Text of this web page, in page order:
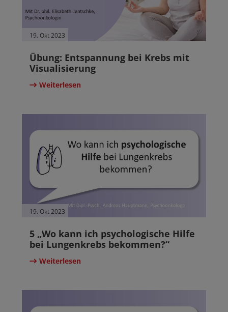
19. Okt 2023
Übung: Entspannung bei Krebs mit
Visualisierung
Weiterlesen
19. Okt 2023
5 „Wo kann ich psychologische Hilfe
bei Lungenkrebs bekommen?“
Weiterlesen